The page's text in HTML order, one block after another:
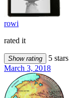
rowi
rated it
Show rating
5 stars
March 3, 2018